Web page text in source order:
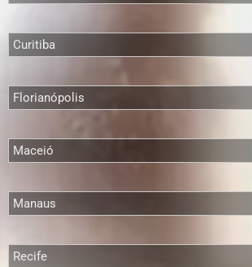
Curitiba
Florianópolis
Maceió
Manaus
Recife